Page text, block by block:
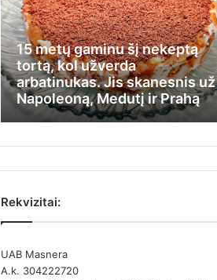
15 metų gaminu šį nekeptą
tortą, kol užverda
arbatinukas. Jis skanesnis už
Napoleoną, Medutį ir Prahą
Rekvizitai:
UAB Masnera
A.k. 304222720